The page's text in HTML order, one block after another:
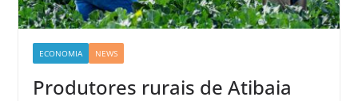
ECONOMIA NEWS
Produtores rurais de Atibaia